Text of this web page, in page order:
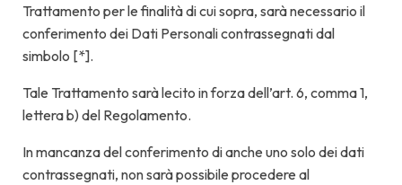
Trattamento per le finalità di cui sopra, sarà necessario il
conferimento dei Dati Personali contrassegnati dal
simbolo [*].
Tale Trattamento sarà lecito in forza dell’art. 6, comma 1,
lettera b) del Regolamento.
In mancanza del conferimento di anche uno solo dei dati
contrassegnati, non sarà possibile procedere al